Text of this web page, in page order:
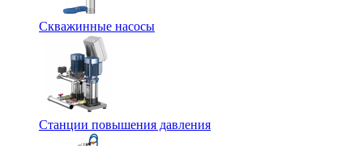
Скважинные насосы
Станции повышения давления